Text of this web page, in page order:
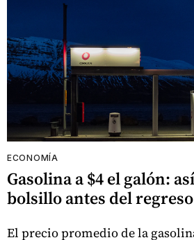
ECONOMÍA
Gasolina a $4 el galón:
bolsillo antes del regreso
El precio promedio de la